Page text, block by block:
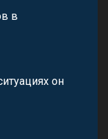
в
он